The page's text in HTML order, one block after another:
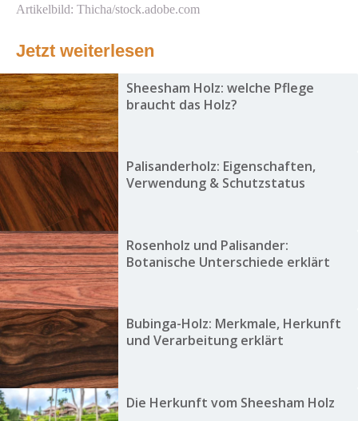
Artikelbild: Thicha/stock.adobe.com
Jetzt weiterlesen
Sheesham Holz: welche Pflege
braucht das Holz?
Palisanderholz: Eigenschaften,
Verwendung & Schutzstatus
Rosenholz und Palisander:
Botanische Unterschiede erklärt
Bubinga-Holz: Merkmale, Herkunft
und Verarbeitung erklärt
Die Herkunft vom Sheesham Holz